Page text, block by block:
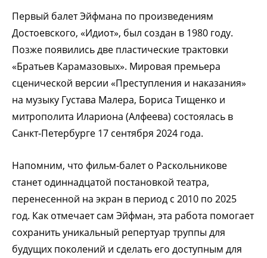
Первый балет Эйфмана по произведениям
Достоевского, «Идиот», был создан в 1980 году.
Позже появились две пластические трактовки
«Братьев Карамазовых». Мировая премьера
сценической версии «Преступления и наказания»
на музыку Густава Малера, Бориса Тищенко и
митрополита Илариона (Алфеева) состоялась в
Санкт-Петербурге 17 сентября 2024 года.
Напомним, что фильм-балет о Раскольникове
станет одиннадцатой постановкой театра,
перенесенной на экран в период с 2010 по 2025
год. Как отмечает сам Эйфман, эта работа помогает
сохранить уникальный репертуар труппы для
будущих поколений и сделать его доступным для